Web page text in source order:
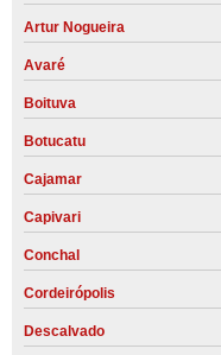
Artur Nogueira
Avaré
Boituva
Botucatu
Cajamar
Capivari
Conchal
Cordeirópolis
Descalvado